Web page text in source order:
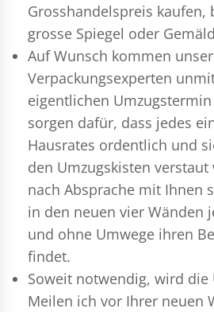
Grosshandelspreis kaufen,
grosse Spiegel oder
Auf Wunsch kommen
Verpackungsexperten
eigentlichen
sorgen dafür, dass jedes
Hausrates ordentlich und
den Umzugskisten
nach Absprache mit Ihnen
in den neuen vier Wänden
und ohne Umwege ihren
findet.
Soweit notwendig, wird die
Meilen ich vor Ihrer neuen